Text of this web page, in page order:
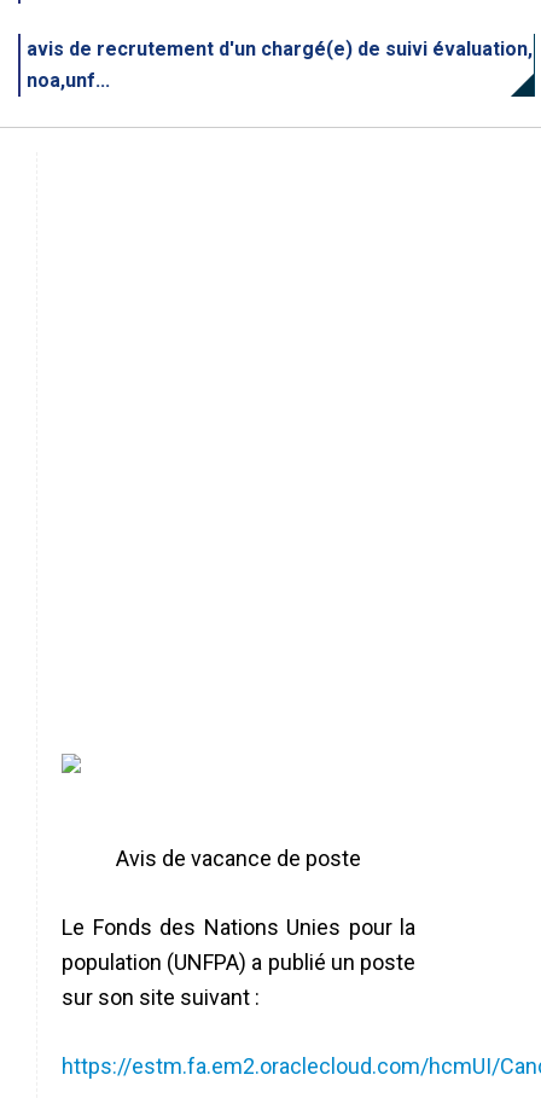
avis de recrutement d'un chargé(e) de suivi évaluation,
noa,unf...
Avis de vacance de poste
Le Fonds des Nations Unies pour la
population (UNFPA) a publié un poste
sur son site suivant :
https://estm.fa.em2.oraclecloud.com/hcmUI/